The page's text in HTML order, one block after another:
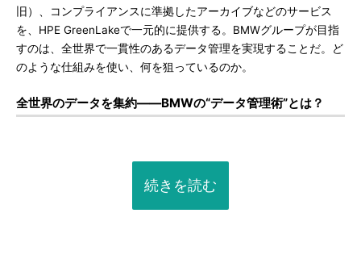
旧）、コンプライアンスに準拠したアーカイブなどのサービス
を、HPE GreenLakeで一元的に提供する。BMWグループが目指
すのは、全世界で一貫性のあるデータ管理を実現することだ。ど
のような仕組みを使い、何を狙っているのか。
全世界のデータを集約――BMWの“データ管理術”とは？
続きを読む